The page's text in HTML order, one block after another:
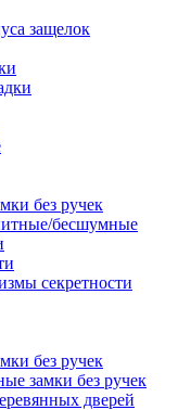
защелок
без ручек
бесшумные
секретности
без ручек
замки без ручек
дверей